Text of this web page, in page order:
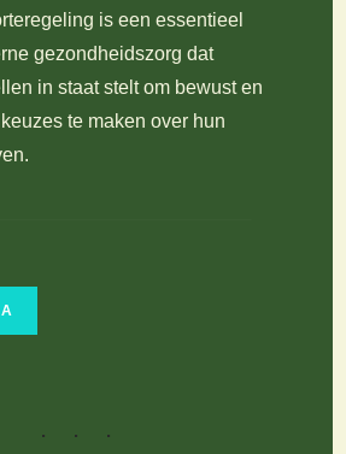
is een essentieel
gezondheidszorg dat
in staat stelt om bewust en
te maken over hun